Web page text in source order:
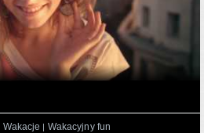
Wakacje | Wakacyjny fun